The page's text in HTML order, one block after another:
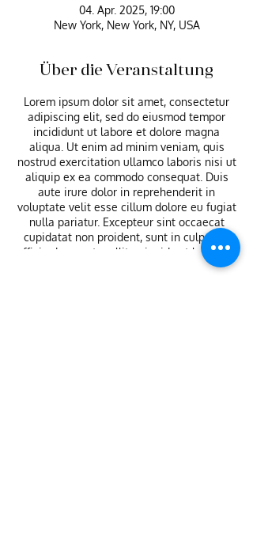
04. Apr. 2025, 19:00
New York, New York, NY, USA
Über die Veranstaltung
Lorem ipsum dolor sit amet, consectetur
adipiscing elit, sed do eiusmod tempor
incididunt ut labore et dolore magna
aliqua. Ut enim ad minim veniam, quis
nostrud exercitation ullamco laboris nisi ut
aliquip ex ea commodo consequat. Duis
aute irure dolor in reprehenderit in
voluptate velit esse cillum dolore eu fugiat
nulla pariatur. Excepteur sint occaecat
cupidatat non proident, sunt in culpa qui
officia deserunt mollit anim id est laborum.